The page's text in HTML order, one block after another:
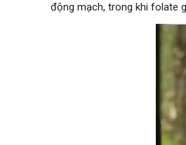
động mạch, trong khi folate